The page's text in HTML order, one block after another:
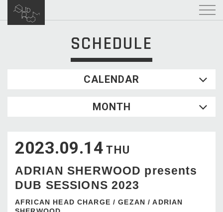
SCHEDULE
CALENDAR
WED
2
3 4 5
16
17 18 19 20 21
22
23
24 25 26 27
30
31
MONTH
2023.09.14 THU
ADRIAN SHERWOOD presents
DUB SESSIONS 2023
AFRICAN HEAD CHARGE / GEZAN / ADRIAN